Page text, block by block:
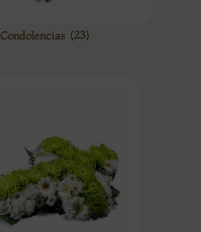
Condolencias (23)